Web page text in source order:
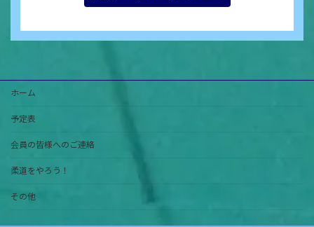
ホーム
予定表
会員の皆様へのご連絡
柔道をやろう！
その他